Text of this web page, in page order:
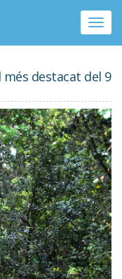
Toggle
més destacat del 9